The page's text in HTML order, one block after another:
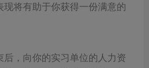
将有助于你获得一份满意的
，向你的实习单位的人力资